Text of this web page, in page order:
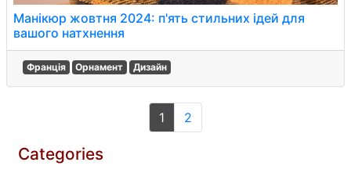
Манікюр жовтня 2024: п'ять стильних ідей для
вашого натхнення
Франція Орнамент Дизайн
1 2
Categories